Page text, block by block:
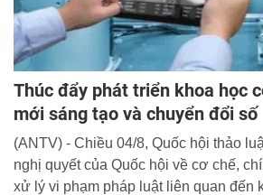
Thúc đẩy phát triển khoa học
mới sáng tạo và chuyển đổi số
(ANTV) - Chiều 04/8, Quốc hội thảo
nghị quyết của Quốc hội về cơ chế,
xử lý vi phạm pháp luật liên quan đến